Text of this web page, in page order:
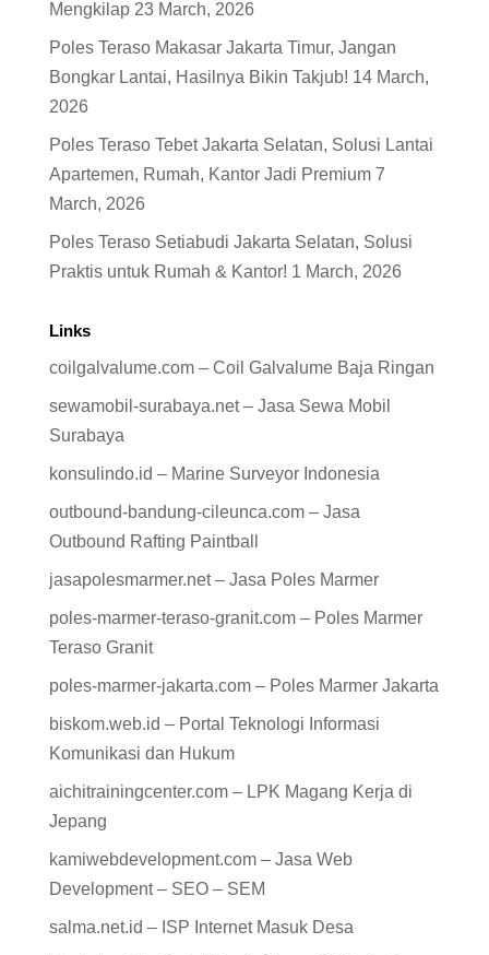
Mengkilap 23 March, 2026
Poles Teraso Makasar Jakarta Timur, Jangan
Bongkar Lantai, Hasilnya Bikin Takjub! 14 March,
2026
Poles Teraso Tebet Jakarta Selatan, Solusi Lantai
Apartemen, Rumah, Kantor Jadi Premium 7
March, 2026
Poles Teraso Setiabudi Jakarta Selatan, Solusi
Praktis untuk Rumah & Kantor! 1 March, 2026
Links
coilgalvalume.com – Coil Galvalume Baja Ringan
sewamobil-surabaya.net – Jasa Sewa Mobil
Surabaya
konsulindo.id – Marine Surveyor Indonesia
outbound-bandung-cileunca.com – Jasa
Outbound Rafting Paintball
jasapolesmarmer.net – Jasa Poles Marmer
poles-marmer-teraso-granit.com – Poles Marmer
Teraso Granit
poles-marmer-jakarta.com – Poles Marmer Jakarta
biskom.web.id – Portal Teknologi Informasi
Komunikasi dan Hukum
aichitrainingcenter.com – LPK Magang Kerja di
Jepang
kamiwebdevelopment.com – Jasa Web
Development – SEO – SEM
salma.net.id – ISP Internet Masuk Desa